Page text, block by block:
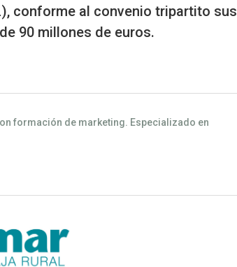
conforme al convenio tripartito
90 millones de euros.
formación de marketing. Especializado en